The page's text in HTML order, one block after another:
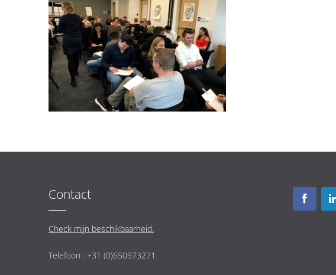
Contact
Check mijn beschikbaarheid.
Telefoon : +31 (0)650973271